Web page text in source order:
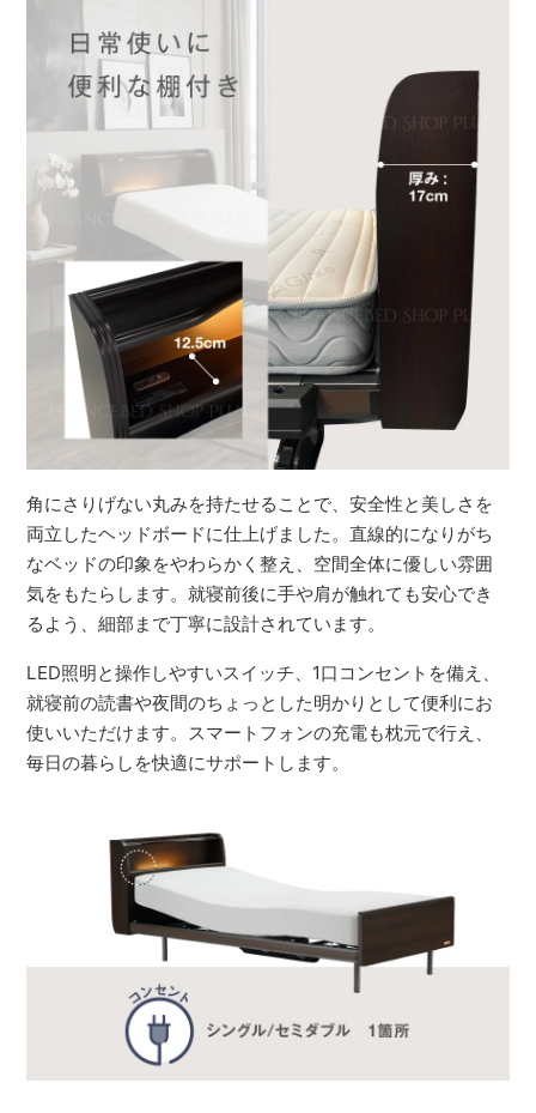
角にさりげない丸みを持たせることで、安全性と美しさを
両立したヘッドボードに仕上げました。直線的になりがち
なベッドの印象をやわらかく整え、空間全体に優しい雰囲
気をもたらします。就寝前後に手や肩が触れても安心でき
るよう、細部まで丁寧に設計されています。
LED照明と操作しやすいスイッチ、1口コンセントを備え、
就寝前の読書や夜間のちょっとした明かりとして便利にお
使いいただけます。スマートフォンの充電も枕元で行え、
毎日の暮らしを快適にサポートします。